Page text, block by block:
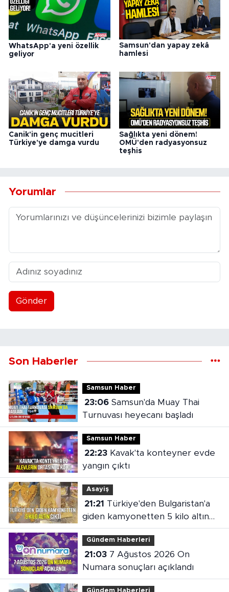
WhatsApp'a yeni özellik
geliyor
Samsun'dan yapay zekâ
hamlesi
Canik'in genç mucitleri
Türkiye'ye damga vurdu
Sağlıkta yeni dönem!
OMÜ'den radyasyonsuz
teşhis
Yorumlar
Gönder
Son Haberler
Samsun Haber
23:06Samsun'da Muay Thai
Turnuvası heyecanı başladı
Samsun Haber
22:23Kavak'ta konteyner evde
yangın çıktı
Asayiş
21:21
giden kamyonetten 5 kilo altın
çıktı
Gündem Haberleri
21:037 Ağustos 2026 On
Numara sonuçları açıklandı